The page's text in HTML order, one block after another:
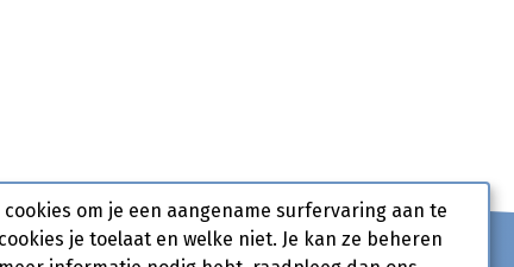
om je een aangename surfervaring aan te
je toelaat en welke niet. Je kan ze beheren